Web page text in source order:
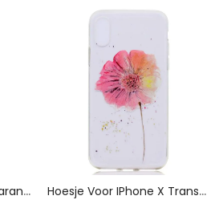
Hoesje IPhone X Transparante Vlinders En Bloemen Hoesje Voor IPhone X Transparante Aquarel Klaproos